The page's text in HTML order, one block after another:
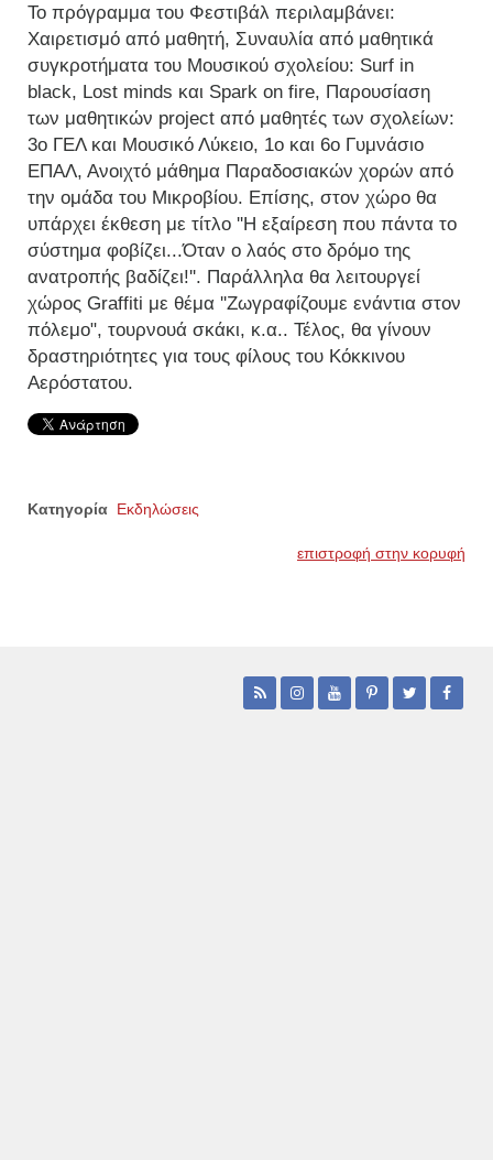
Το πρόγραμμα του Φεστιβάλ περιλαμβάνει:
Χαιρετισμό από μαθητή, Συναυλία από μαθητικά
συγκροτήματα του Μουσικού σχολείου: Surf in
black, Lost minds και Spark on fire, Παρουσίαση
των μαθητικών project από μαθητές των σχολείων:
3ο ΓΕΛ και Μουσικό Λύκειο, 1ο και 6ο Γυμνάσιο
ΕΠΑΛ, Ανοιχτό μάθημα Παραδοσιακών χορών από
την ομάδα του Μικροβίου. Επίσης, στον χώρο θα
υπάρχει έκθεση με τίτλο ''Η εξαίρεση που πάντα το
σύστημα φοβίζει...Όταν ο λαός στο δρόμο της
ανατροπής βαδίζει!''. Παράλληλα θα λειτουργεί
χώρος Graffiti με θέμα ''Ζωγραφίζουμε ενάντια στον
πόλεμο", τουρνουά σκάκι, κ.α.. Τέλος, θα γίνουν
δραστηριότητες για τους φίλους του Κόκκινου
Αερόστατου.
Κατηγορία Εκδηλώσεις
επιστροφή στην κορυφή